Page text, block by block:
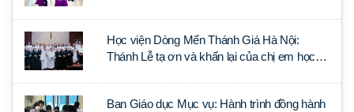
Học viện Dòng Mến Thánh Giá Hà Nội:
Thánh Lễ tạ ơn và khấn lại của chị em học
Ban Giáo dục Mục vụ: Hành trình đồng hành